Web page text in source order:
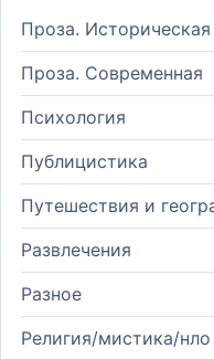
Проза. Историческая
Проза. Современная
Психология
Публицистика
Путешествия и
Развлечения
Разное
Религия/мистика/нло